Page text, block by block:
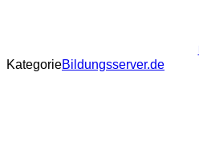
KategorieBildungsserver.de